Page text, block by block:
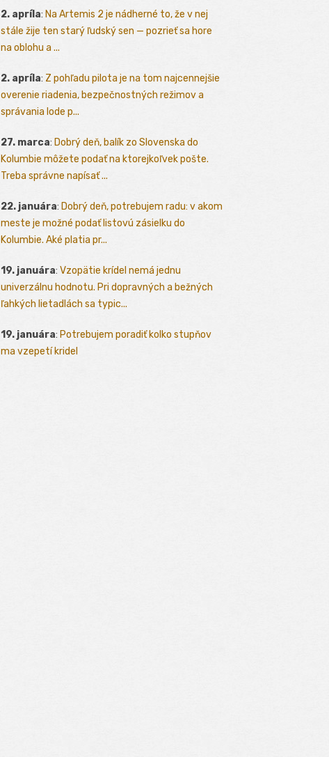
2. apríla: Na Artemis 2 je nádherné to, že v nej
stále žije ten starý ľudský sen — pozrieť sa hore
na oblohu a ...
2. apríla: Z pohľadu pilota je na tom najcennejšie
overenie riadenia, bezpečnostných režimov a
správania lode p...
27. marca: Dobrý deň, balík zo Slovenska do
Kolumbie môžete podať na ktorejkoľvek pošte.
Treba správne napísať ...
22. januára: Dobrý deň, potrebujem radu: v akom
meste je možné podať listovú zásielku do
Kolumbie. Aké platia pr...
19. januára: Vzopätie krídel nemá jednu
univerzálnu hodnotu. Pri dopravných a bežných
ľahkých lietadlách sa typic...
19. januára: Potrebujem poradiť kolko stupňov
ma vzepetí kridel